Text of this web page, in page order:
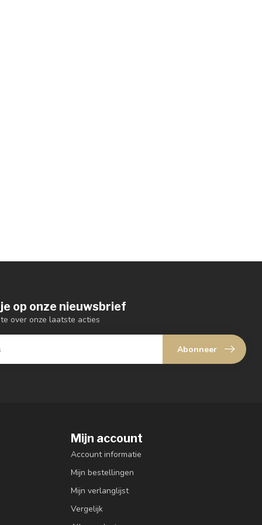
op onze nieuwsbrief
over onze laatste acties
Abonneer
Mijn account
Account informatie
Mijn bestellingen
Mijn verlanglijst
Vergelijk